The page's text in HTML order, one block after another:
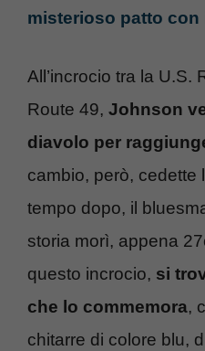
misterioso patto con
All’incrocio tra la U.S.
Route 49, Johnson
diavolo per
cambio, però, cedette
tempo dopo, il
storia morì, appena
questo incrocio, si
che lo commemora,
chitarre di colore blu,